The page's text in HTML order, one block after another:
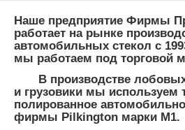
Наше предприятие Фирмы
работает на рынке
автомобильных стекол с
мы работаем под торговой
В производстве лобовых
и грузовики мы используем
полированное
фирмы Pilkington марки М1.